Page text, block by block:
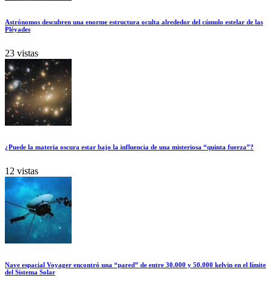
Astrónomos descubren una enorme estructura oculta alrededor del cúmulo estelar de las
Pléyades
23 vistas
¿Puede la materia oscura estar bajo la influencia de una misteriosa “quinta fuerza”?
12 vistas
Nave espacial Voyager encontró una “pared” de entre 30.000 y 50.000 kelvin en el límite
del Sistema Solar